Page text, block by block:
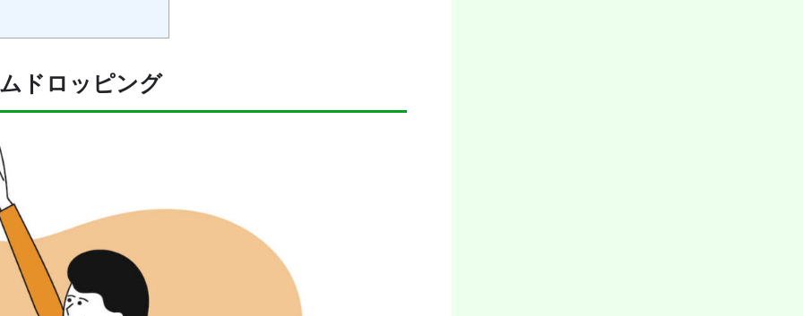
ドロッピング